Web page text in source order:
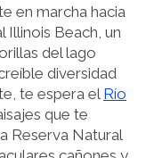
en marcha hacia
Illinois Beach, un
del lago
diversidad
te espera el Río
que te
Reserva Natural